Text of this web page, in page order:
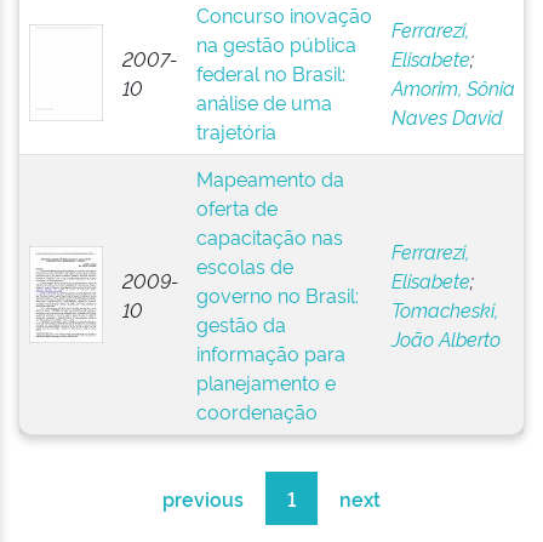
2007-
10
Concurso inovação
na gestão pública
federal no Brasil:
análise de uma
trajetória
Ferrarezi,
Elisabete;
Amorim, Sônia
Naves David
2009-
10
Mapeamento da
oferta de
capacitação nas
escolas de
governo no Brasil:
gestão da
informação para
planejamento e
coordenação
Ferrarezi,
Elisabete;
Tomacheski,
João Alberto
previous 1 next